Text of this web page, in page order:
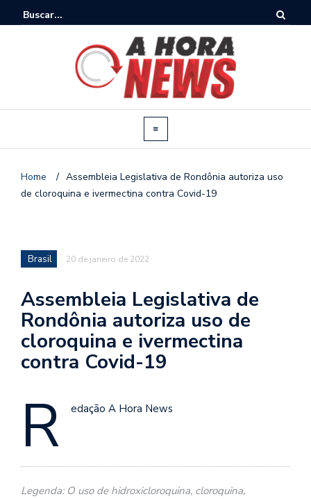
Home / Assembleia Legislativa de Rondônia autoriza uso
de cloroquina e ivermectina contra Covid-19
Brasil 20 de janeiro de 2022
Assembleia Legislativa de
Rondônia autoriza uso de
cloroquina e ivermectina
contra Covid-19
R edação A Hora News
Legenda: O uso de hidroxicloroquina, cloroquina,